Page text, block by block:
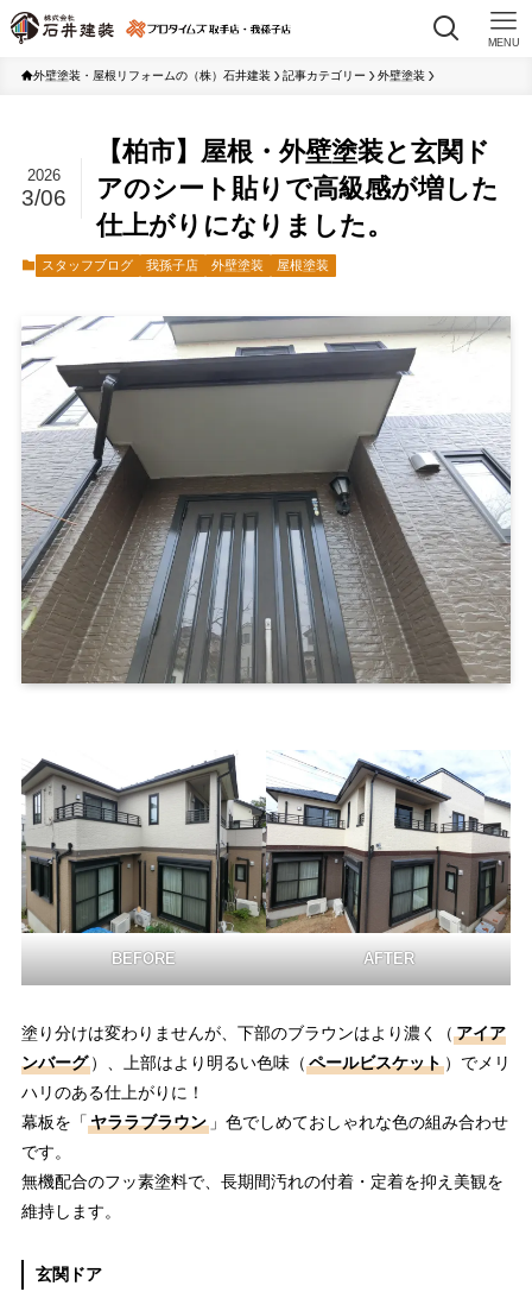
MENU
外壁塗装・屋根リフォームの（株）石井建装 記事カテゴリー 外壁塗装
【柏市】屋根・外壁塗装と玄関ド
アのシート貼りで高級感が増した
仕上がりになりました。
2026
3/06
スタッフブログ 我孫子店 外壁塗装 屋根塗装
BEFORE AFTER
塗り分けは変わりませんが、下部のブラウンはより濃く（ アイア
ンバーグ）、上部はより明るい色味（ ペールビスケット）でメリ
ハリのある仕上がりに！
幕板を「 ヤララブラウン」色でしめておしゃれな色の組み合わせ
です。
無機配合のフッ素塗料で、長期間汚れの付着・定着を抑え美観を
維持します。
玄関ドア